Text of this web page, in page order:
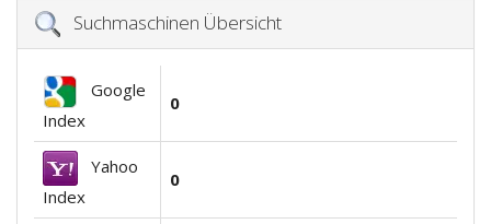
Suchmaschinen Übersicht
Google
Index
0
Yahoo
Index
0